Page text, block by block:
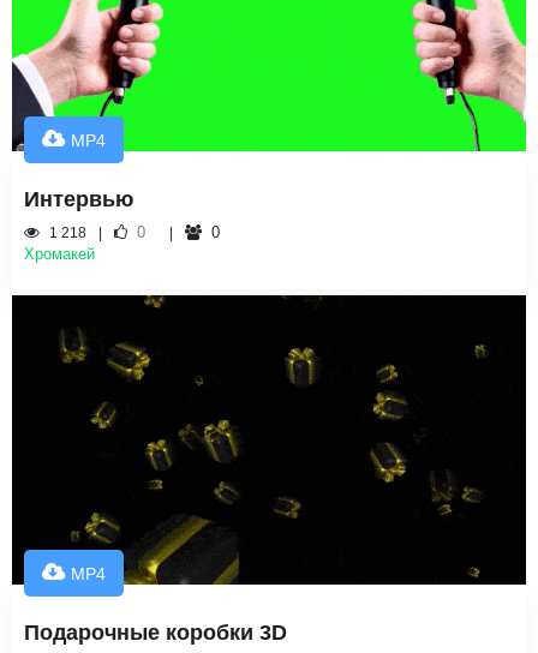
MP4
Интервью
1 218 0
0
Хромакей
MP4
Подарочные коробки 3D